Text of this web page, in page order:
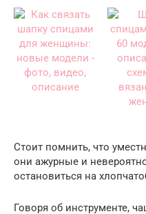
Стоит помнить, что
они ажурные и
остановиться на
Говоря об инструменте,